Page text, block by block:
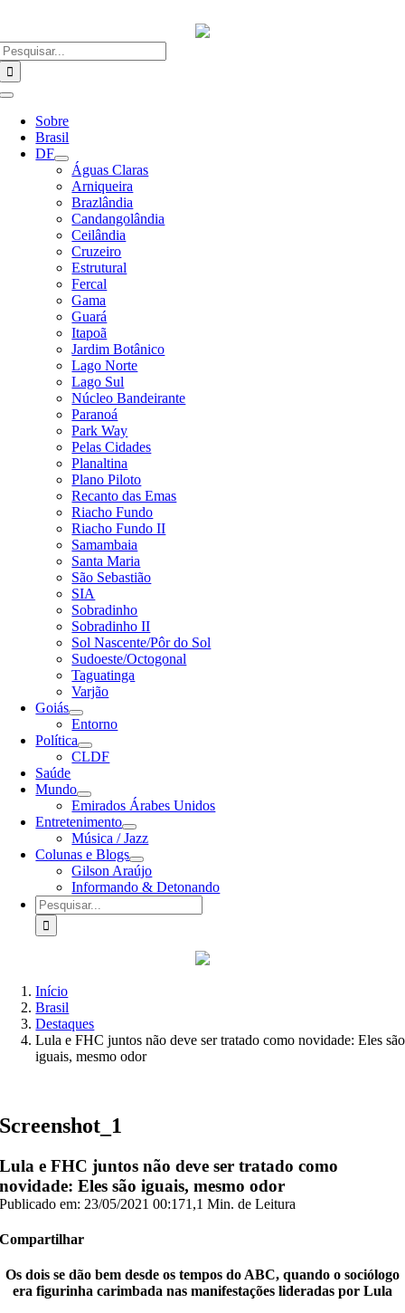
o
conteúdo
Alternar
Navegação
Sobre
Brasil
DF
Águas Claras
Arniqueira
Brazlândia
Candangolândia
Ceilândia
Cruzeiro
Estrutural
Fercal
Gama
Guará
Itapoã
Jardim Botânico
Lago Norte
Lago Sul
Núcleo Bandeirante
Paranoá
Park Way
Pelas Cidades
Planaltina
Plano Piloto
Recanto das Emas
Riacho Fundo
Riacho Fundo II
Samambaia
Santa Maria
São Sebastião
SIA
Sobradinho
Sobradinho II
Sol Nascente/Pôr do Sol
Sudoeste/Octogonal
Taguatinga
Varjão
Goiás
Entorno
Política
CLDF
Saúde
Mundo
Emirados Árabes Unidos
Entretenimento
Música / Jazz
Colunas e Blogs
Gilson Araújo
Informando & Detonando
Buscar
resultados
para:
Início
Brasil
Destaques
Lula e FHC juntos não deve ser tratado como novidade: Eles são
iguais, mesmo odor
Screenshot_1
Lula e FHC juntos não deve ser tratado como
novidade: Eles são iguais, mesmo odor
Publicado em: 23/05/2021 00:171,1 Min. de Leitura
Compartilhar
Os dois se dão bem desde os tempos do ABC, quando o sociólogo
era figurinha carimbada nas manifestações lideradas por Lula